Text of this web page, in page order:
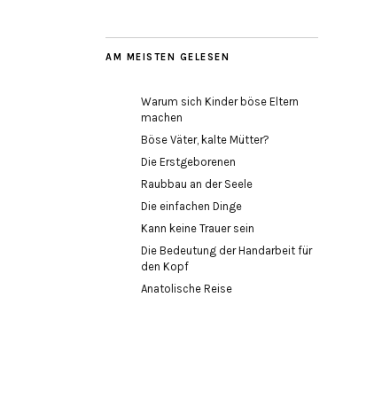
AM MEISTEN GELESEN
Warum sich Kinder böse Eltern
machen
Böse Väter, kalte Mütter?
Die Erstgeborenen
Raubbau an der Seele
Die einfachen Dinge
Kann keine Trauer sein
Die Bedeutung der Handarbeit für
den Kopf
Anatolische Reise